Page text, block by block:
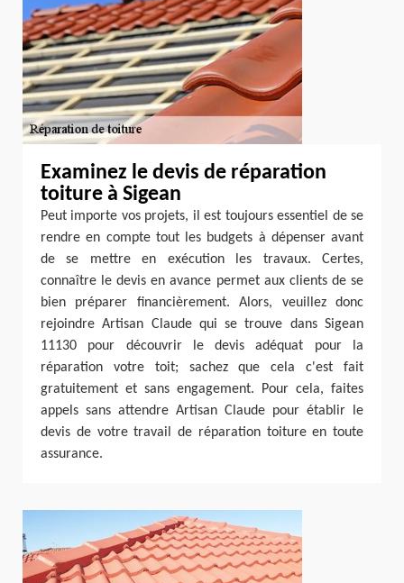
Examinez le devis de réparation
toiture à Sigean
Peut importe vos projets, il est toujours essentiel de se
rendre en compte tout les budgets à dépenser avant
de se mettre en exécution les travaux. Certes,
connaître le devis en avance permet aux clients de se
bien préparer financièrement. Alors, veuillez donc
rejoindre Artisan Claude qui se trouve dans Sigean
11130 pour découvrir le devis adéquat pour la
réparation votre toit; sachez que cela c'est fait
gratuitement et sans engagement. Pour cela, faites
appels sans attendre Artisan Claude pour établir le
devis de votre travail de réparation toiture en toute
assurance.